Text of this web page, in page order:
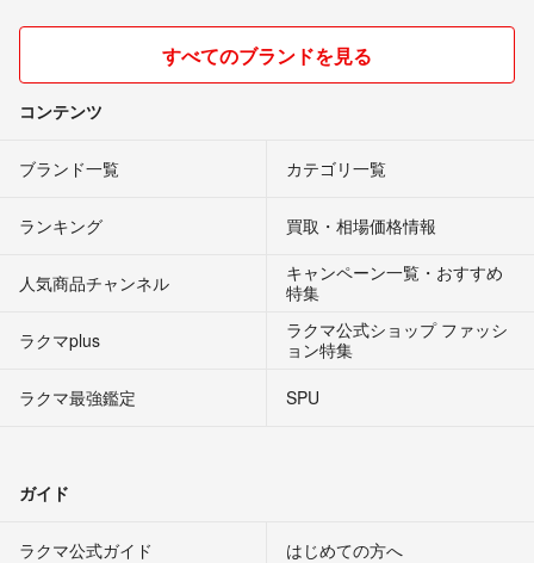
すべてのブランドを見る
コンテンツ
ブランド一覧 カテゴリ一覧
ランキング 買取・相場価格情報
人気商品チャンネル
キャンペーン一覧・おすすめ
特集
ラクマplus
ラクマ公式ショップ ファッシ
ョン特集
ラクマ最強鑑定
SPU
ガイド
ラクマ公式ガイド はじめての方へ